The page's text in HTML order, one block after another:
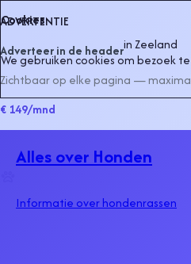
ADVERTENTIE
Adverteer in de headerinZeeland
Zichtbaar op elke pagina —
€ 149/mnd
Alles over Honden
Informatie over hondenrassen
Cookies
We gebruiken cookies om bezoek